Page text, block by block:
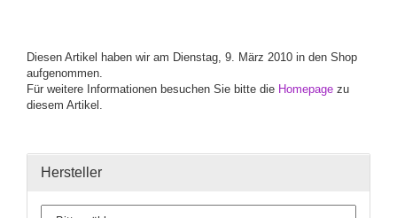
Diesen Artikel haben wir am Dienstag, 9. März 2010 in den Shop
aufgenommen.
Für weitere Informationen besuchen Sie bitte die Homepage zu
diesem Artikel.
Hersteller